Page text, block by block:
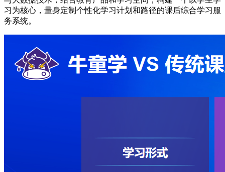
习为核心，量身定制个性化学习计划和路径的课后综合学习服
务系统。